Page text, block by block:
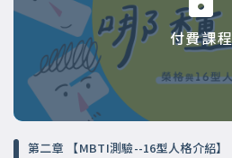
付費課程
第二章 【MBTI測驗--16型人格介紹】